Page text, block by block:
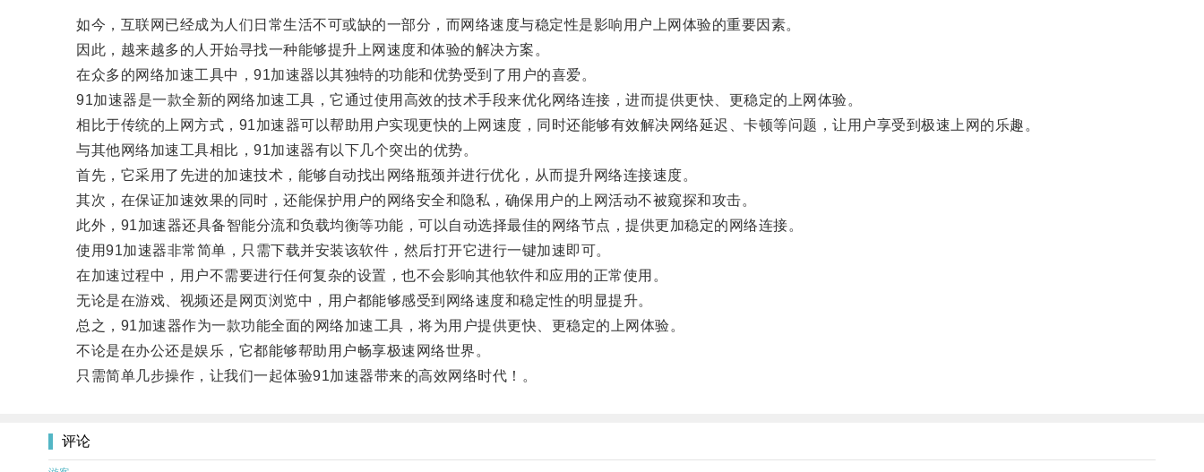
如今，互联网已经成为人们日常生活不可或缺的一部分，而网络速度与稳定性是影响用户上网体验的重要因素。
因此，越来越多的人开始寻找一种能够提升上网速度和体验的解决方案。
在众多的网络加速工具中，91加速器以其独特的功能和优势受到了用户的喜爱。
91加速器是一款全新的网络加速工具，它通过使用高效的技术手段来优化网络连接，进而提供更快、更稳定的上网体验。
相比于传统的上网方式，91加速器可以帮助用户实现更快的上网速度，同时还能够有效解决网络延迟、卡顿等问题，让用户享受到极速上网的乐趣。
与其他网络加速工具相比，91加速器有以下几个突出的优势。
首先，它采用了先进的加速技术，能够自动找出网络瓶颈并进行优化，从而提升网络连接速度。
其次，在保证加速效果的同时，还能保护用户的网络安全和隐私，确保用户的上网活动不被窥探和攻击。
此外，91加速器还具备智能分流和负载均衡等功能，可以自动选择最佳的网络节点，提供更加稳定的网络连接。
使用91加速器非常简单，只需下载并安装该软件，然后打开它进行一键加速即可。
在加速过程中，用户不需要进行任何复杂的设置，也不会影响其他软件和应用的正常使用。
无论是在游戏、视频还是网页浏览中，用户都能够感受到网络速度和稳定性的明显提升。
总之，91加速器作为一款功能全面的网络加速工具，将为用户提供更快、更稳定的上网体验。
不论是在办公还是娱乐，它都能够帮助用户畅享极速网络世界。
只需简单几步操作，让我们一起体验91加速器带来的高效网络时代！。
评论